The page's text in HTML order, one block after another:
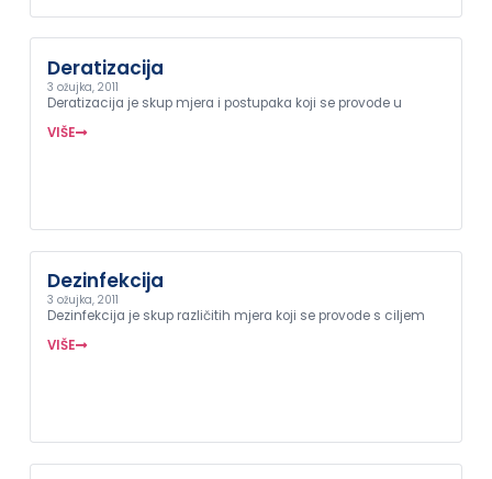
Deratizacija
3 ožujka, 2011
Deratizacija je skup mjera i postupaka koji se provode u
VIŠE
Dezinfekcija
3 ožujka, 2011
Dezinfekcija je skup različitih mjera koji se provode s ciljem
VIŠE